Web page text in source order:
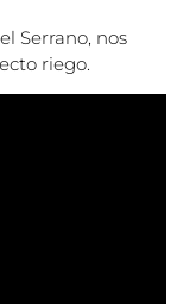
Serrano, nos
riego.